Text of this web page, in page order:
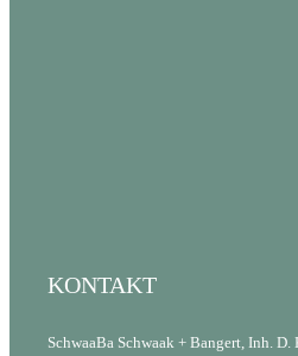
KONTAKT
SchwaaBa Schwaak + Bangert, Inh. D.